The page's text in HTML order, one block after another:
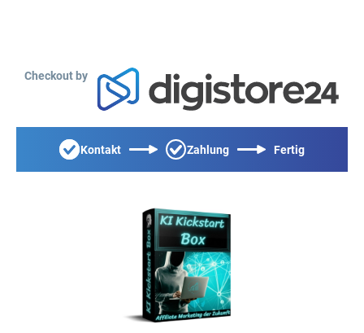
Checkout by
Kontakt Zahlung Fertig